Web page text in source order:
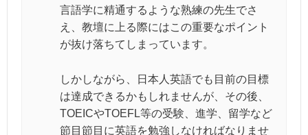
言語学に精通するような熟練の先生でさ
え、教壇に上る際にはこの重要なポイント
が抜け落ちてしまっています。
しかしながら、日本人英語でも目前の目標
は達成できるかもしれませんが、その後、
TOEICやTOEFL等の受験、進学、留学など
節目節目に英語を勉強しなければなりませ